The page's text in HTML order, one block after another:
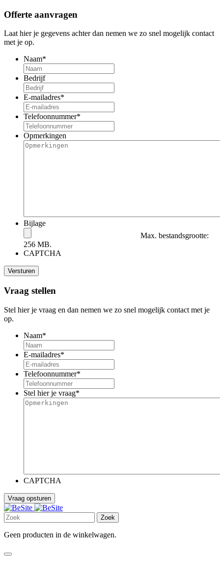
Offerte aanvragen
Laat hier je gegevens achter dan nemen we zo snel mogelijk contact
met je op.
Naam*
Bedrijf
E-mailadres*
Telefoonnummer*
Opmerkingen
Bijlage
Max. bestandsgrootte:
256 MB.
CAPTCHA
Vraag stellen
Stel hier je vraag en dan nemen we zo snel mogelijk contact met je
op.
Naam*
E-mailadres*
Telefoonnummer*
Stel hier je vraag*
CAPTCHA
Zoek
Geen producten in de winkelwagen.